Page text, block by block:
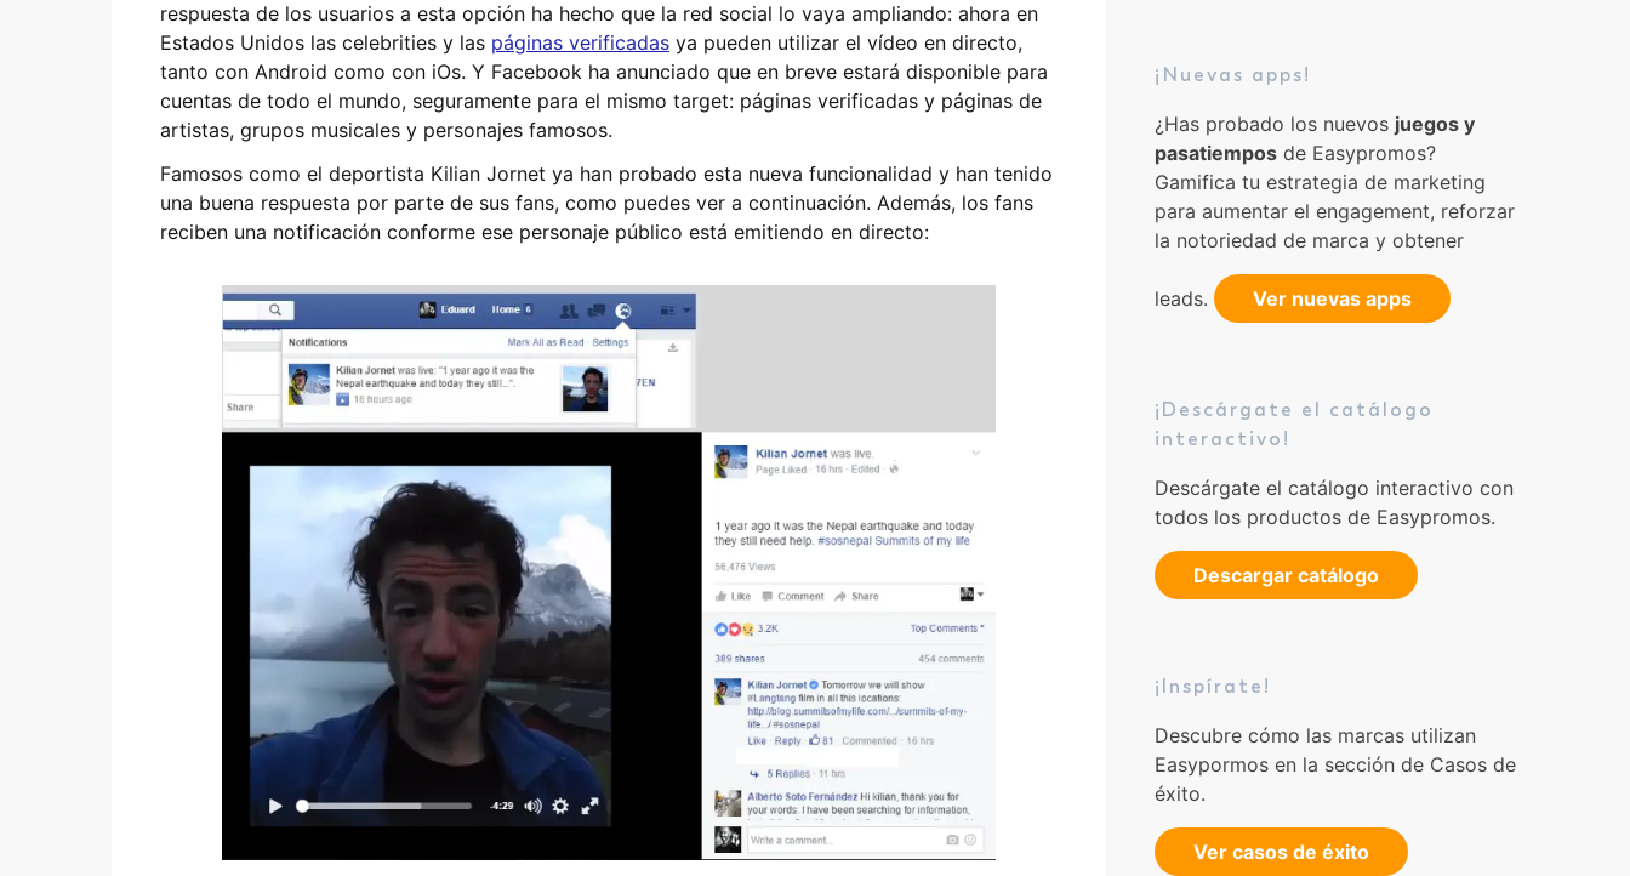
respuesta de los usuarios a esta opción ha hecho que la red social lo vaya ampliando: ahora en
Estados Unidos las celebrities y las páginas verificadas ya pueden utilizar el vídeo en directo,
tanto con Android como con iOs. Y Facebook ha anunciado que en breve estará disponible para
cuentas de todo el mundo, seguramente para el mismo target: páginas verificadas y páginas de
artistas, grupos musicales y personajes famosos.
Famosos como el deportista Kilian Jornet ya han probado esta nueva funcionalidad y han tenido
una buena respuesta por parte de sus fans, como puedes ver a continuación. Además, los fans
reciben una notificación conforme ese personaje público está emitiendo en directo:
¡Nuevas apps!
¿Has probado los nuevos juegos y
pasatiempos de Easypromos?
Gamifica tu estrategia de marketing
para aumentar el engagement, reforzar
la notoriedad de marca y obtener
leads. Ver nuevas apps
¡Descárgate el catálogo
interactivo!
Descárgate el catálogo interactivo con
todos los productos de Easypromos.
Descargar catálogo
¡Inspírate!
Descubre cómo las marcas utilizan
Easypormos en la sección de Casos de
éxito.
Ver casos de éxito